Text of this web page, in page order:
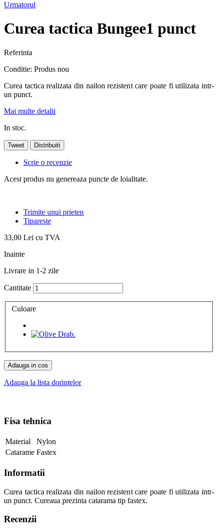
Urmatorul
Curea tactica Bungee1 punct
Referinta
Conditie: Produs nou
Curea tactica realizata din nailon rezistent care poate fi utilizata intr-
un punct.
Mai multe detalii
In stoc.
Tweet Distribuiti
Scrie o recenzie
Acest produs nu genereaza puncte de loialitate.
Trimite unui prieten
Tipareste
33,00 Lei cu TVA
Inainte
Livrare in 1-2 zile
Cantitate
Culoare
Adauga in cos
Adauga la lista dorintelor
Fisa tehnica
Material
Nylon
Catarame Fastex
Informatii
Curea tactica realizata din nailon rezistent care poate fi utilizata intr-
un punct. Cureaua prezinta catarama tip fastex.
Recenzii